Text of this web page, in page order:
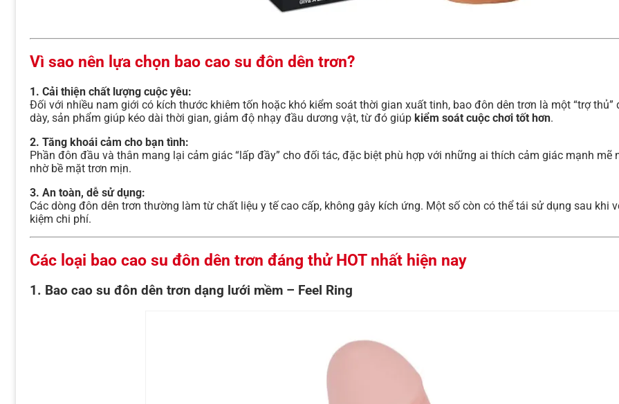
Vì sao nên lựa chọn bao cao su đôn dên trơn?
1. Cải thiện chất lượng cuộc yêu:
Đối với nhiều nam giới có kích thước khiêm tốn hoặc khó kiểm soát thời gian xuất tinh, bao đôn dên trơn là một “trợ thủ”
dày, sản phẩm giúp kéo dài thời gian, giảm độ nhạy đầu dương vật, từ đó giúp kiểm soát cuộc chơi tốt hơn.
2. Tăng khoái cảm cho bạn tình:
Phần đôn đầu và thân mang lại cảm giác “lấp đầy” cho đối tác, đặc biệt phù hợp với những ai thích cảm giác mạnh mẽ
nhờ bề mặt trơn mịn.
3. An toàn, dễ sử dụng:
Các dòng đôn dên trơn thường làm từ chất liệu y tế cao cấp, không gây kích ứng. Một số còn có thể tái sử dụng sau khi
kiệm chi phí.
Các loại bao cao su đôn dên trơn đáng thử HOT nhất hiện nay
1. Bao cao su đôn dên trơn dạng lưới mềm – Feel Ring